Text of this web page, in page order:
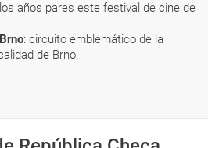
años pares este festival de cine de
: circuito emblemático de la
de Brno.